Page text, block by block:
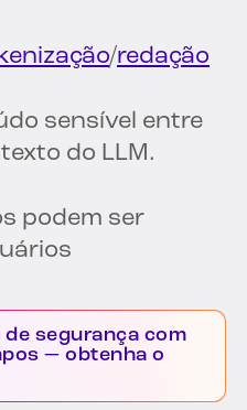
/redação
sensível entre
do LLM.
podem ser
segurança com
— obtenha o